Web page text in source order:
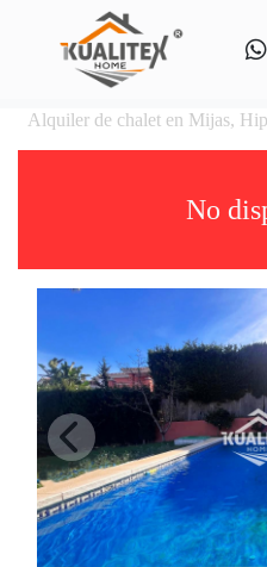
Alquiler de chalet en Mijas,
No